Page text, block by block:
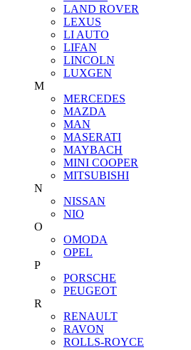
LAND ROVER
LEXUS
LI AUTO
LIFAN
LINCOLN
LUXGEN
M
MERCEDES
MAZDA
MAN
MASERATI
MAYBACH
MINI COOPER
MITSUBISHI
N
NISSAN
NIO
O
OMODA
OPEL
P
PORSCHE
PEUGEOT
R
RENAULT
RAVON
ROLLS-ROYCE